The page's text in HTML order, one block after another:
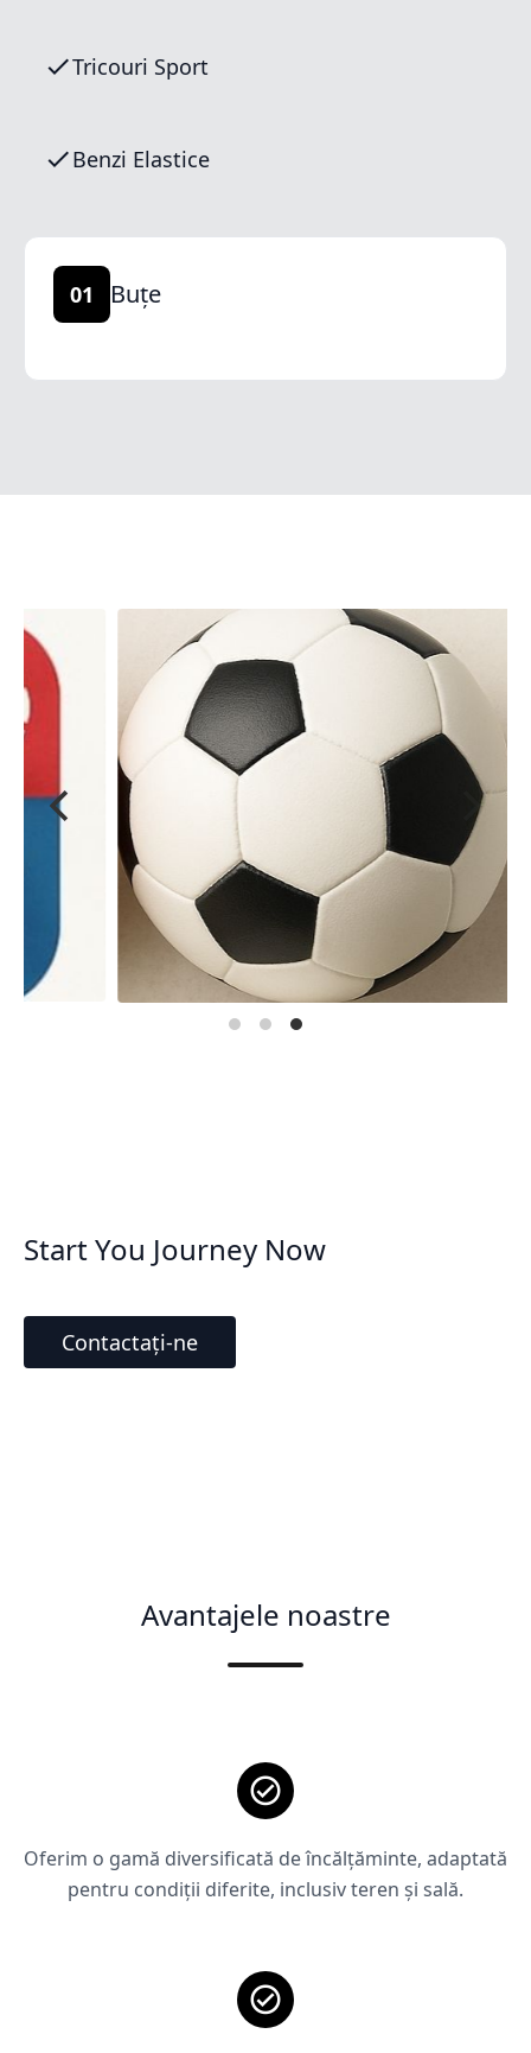
Tricouri Sport
Benzi Elastice
01 Buțe
Start You Journey Now
Contactați-ne
Avantajele noastre
Oferim o gamă diversificată de încălțăminte, adaptată
pentru condiții diferite, inclusiv teren și sală.